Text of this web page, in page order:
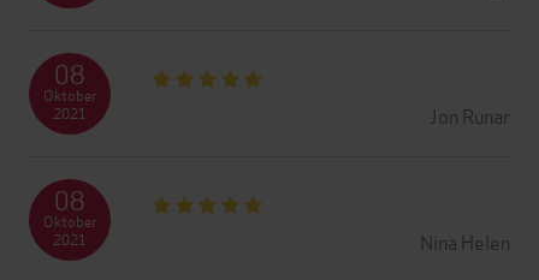
Jon Runar
08
Oktober
2021
Nina Helen
08
Oktober
2021